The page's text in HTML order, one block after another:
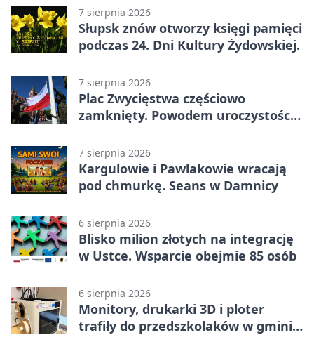
7 sierpnia 2026
Słupsk znów otworzy księgi pamięci
podczas 24. Dni Kultury Żydowskiej.
7 sierpnia 2026
Plac Zwycięstwa częściowo
zamknięty. Powodem uroczystości
7 sierpnia 2026
Kargulowie i Pawlakowie wracają
pod chmurkę. Seans w Damnicy
6 sierpnia 2026
Blisko milion złotych na integrację
w Ustce. Wsparcie obejmie 85 osób
6 sierpnia 2026
Monitory, drukarki 3D i ploter
trafiły do przedszkolaków w gminie